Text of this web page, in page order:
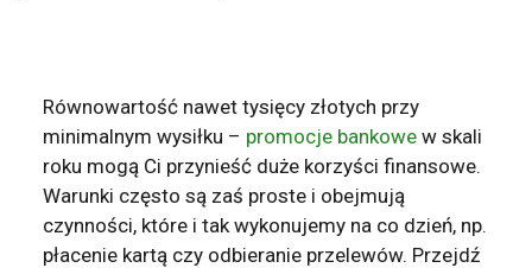
Równowartość nawet tysięcy złotych przy
minimalnym wysiłku – promocje bankowe w skali
roku mogą Ci przynieść duże korzyści finansowe.
Warunki często są zaś proste i obejmują
czynności, które i tak wykonujemy na co dzień, np.
płacenie kartą czy odbieranie przelewów. Przejdź